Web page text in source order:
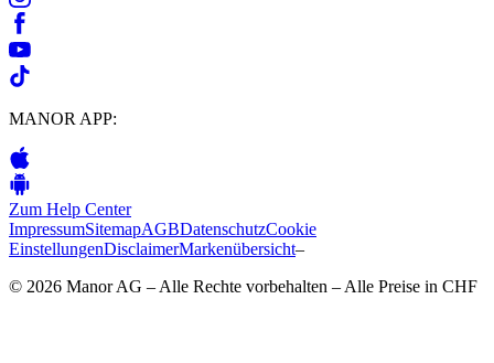
MANOR APP:
Zum Help Center
ImpressumSitemapAGBDatenschutzCookie
EinstellungenDisclaimerMarkenübersicht–
© 2026 Manor AG – Alle Rechte vorbehalten – Alle Preise in CHF